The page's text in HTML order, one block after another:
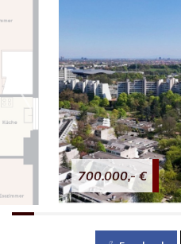
700.000,- €